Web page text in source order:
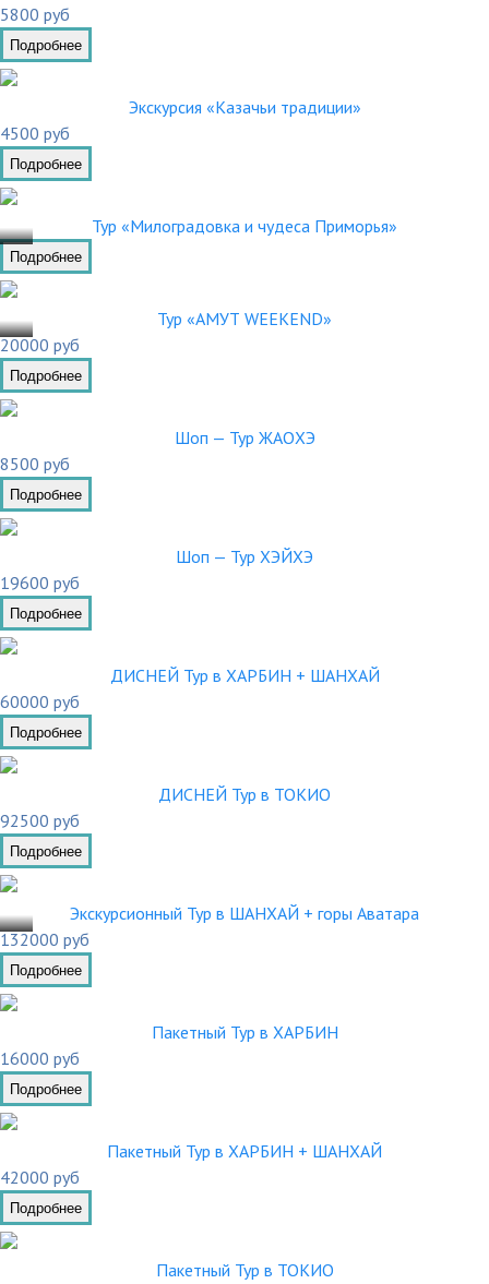
5800 руб
Подробнее
Экскурсия «Казачьи традиции»
4500 руб
Подробнее
Тур «Милоградовка и чудеса Приморья»
Подробнее
Тур «АМУТ WEEKEND»
20000 руб
Подробнее
Шоп — Тур ЖАОХЭ
8500 руб
Подробнее
Шоп — Тур ХЭЙХЭ
19600 руб
Подробнее
ДИСНЕЙ Тур в ХАРБИН + ШАНХАЙ
60000 руб
Подробнее
ДИСНЕЙ Тур в ТОКИО
92500 руб
Подробнее
Экскурсионный Тур в ШАНХАЙ + горы Аватара
132000 руб
Подробнее
Пакетный Тур в ХАРБИН
16000 руб
Подробнее
Пакетный Тур в ХАРБИН + ШАНХАЙ
42000 руб
Подробнее
Пакетный Тур в ТОКИО